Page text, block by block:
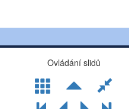
Ovládání slidů